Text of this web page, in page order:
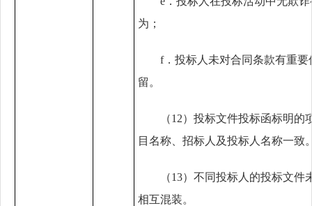
为；
f． 投标人未对合同条款有重要
留。
（1 2） 投标文件投标函标明的
目名称、招标人及投标人名称一致
（13）不同投标人的投标文件
相互混装。